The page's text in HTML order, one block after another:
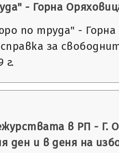
- Горна
по труда" -
за
г.
в РП - Г.
ден и в деня на